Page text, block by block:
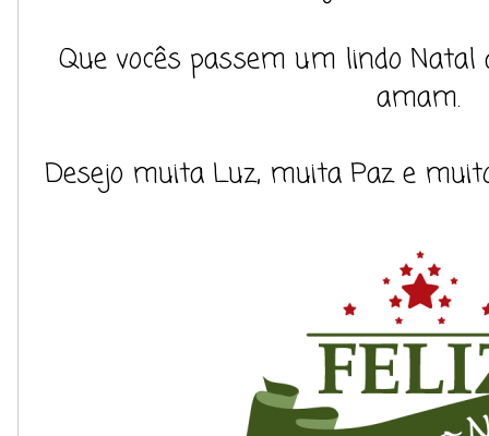
Que vocês passem um lindo Natal
amam.
Desejo muita Luz, muita Paz e